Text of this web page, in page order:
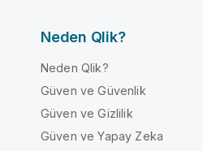
Neden Qlik?
Neden Qlik?
Güven ve Güvenlik
Güven ve Gizlilik
Güven ve Yapay Zeka